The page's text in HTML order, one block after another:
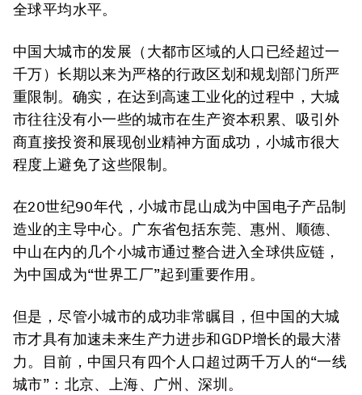
全球平均水平。
中国大城市的发展（大都市区域的人口已经超过一
千万）长期以来为严格的行政区划和规划部门所严
重限制。确实，在达到高速工业化的过程中，大城
市往往没有小一些的城市在生产资本积累、吸引外
商直接投资和展现创业精神方面成功，小城市很大
程度上避免了这些限制。
在20世纪90年代，小城市昆山成为中国电子产品制
造业的主导中心。广东省包括东莞、惠州、顺德、
中山在内的几个小城市通过整合进入全球供应链，
为中国成为“世界工厂”起到重要作用。
但是，尽管小城市的成功非常瞩目，但中国的大城
市才具有加速未来生产力进步和GDP增长的最大潜
力。目前，中国只有四个人口超过两千万人的“一线
城市”：北京、上海、广州、深圳。